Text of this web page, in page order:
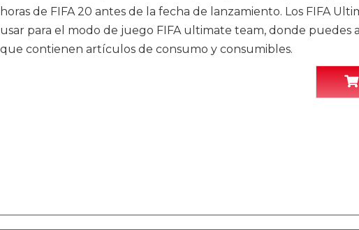
horas de FIFA 20 antes de la fecha de lanzamiento. Los FIFA
usar para el modo de juego FIFA ultimate team, donde puedes
que contienen artículos de consumo y consumibles.